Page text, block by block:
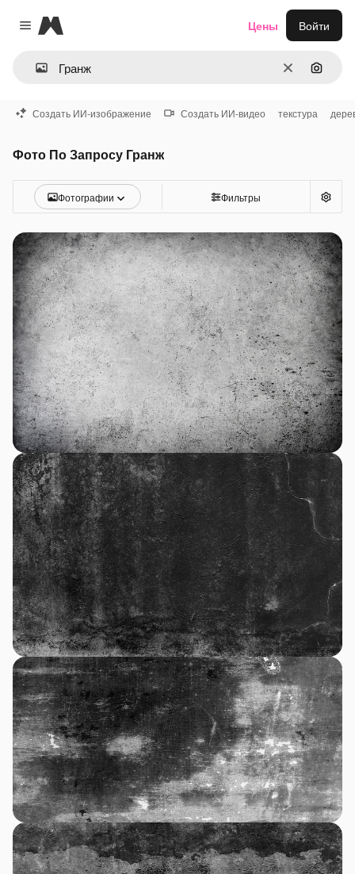
Close menu
Magnific
ОчиститьПоиск
Цены Войти
Создать ИИ-изображение Создать ИИ-видео текстура
Фото По Запросу Гранж
Фотографии Фильтры